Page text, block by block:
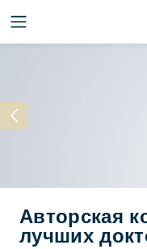
Авторская
лучших